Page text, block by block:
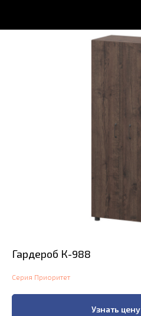
Гардероб К-988
Серия Приоритет
Узнать цену